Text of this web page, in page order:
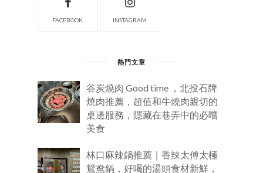
FACEBOOK INSTAGRAM
熱門文章
谷炭燒肉 Good time ，北投石牌
燒肉推薦，超值和牛燒肉親切的
桌邊服務，隱藏在巷弄中的必嚐
美食
林口麻辣鍋推薦｜香辣太傅太極
鴛鴦鍋，好喝的湯頭食材新鮮，